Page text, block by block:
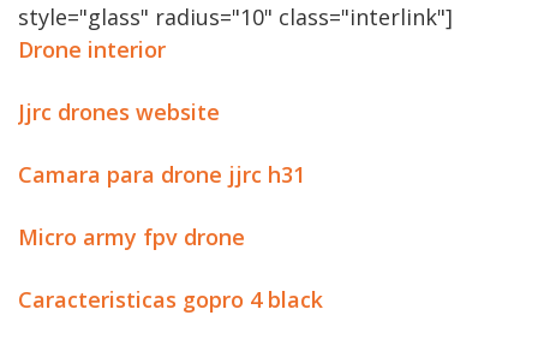
style="glass" radius="10" class="interlink"]
Drone interior
Jjrc drones website
Camara para drone jjrc h31
Micro army fpv drone
Caracteristicas gopro 4 black